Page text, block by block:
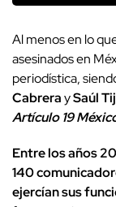
Al menos en lo
asesinados en
periodística,
CabreraySaúl
Artículo 19
Entre los años
140
ejercían sus